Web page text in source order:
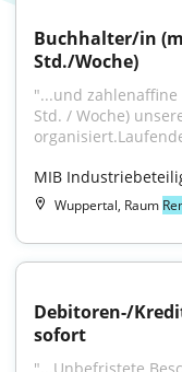
Buchhalter/in
Std./Woche)
"...und zahlenaffine
Std. / Woche)
MIB
Wuppertal, Raum
Debitoren-/
sofort